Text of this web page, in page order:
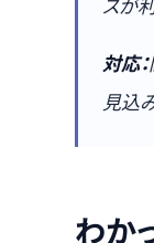
対応：
見込
わか